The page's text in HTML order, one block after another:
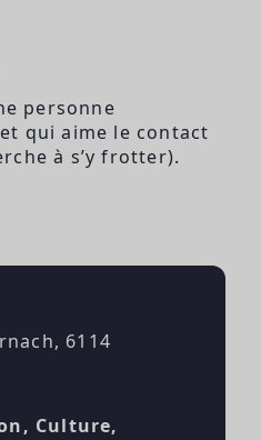
personne
qui aime le contact
à s’y frotter).
6114
Culture,